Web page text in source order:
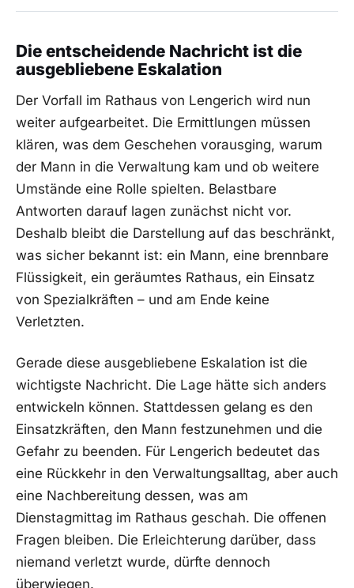
Die entscheidende Nachricht ist die
ausgebliebene Eskalation
Der Vorfall im Rathaus von Lengerich wird nun
weiter aufgearbeitet. Die Ermittlungen müssen
klären, was dem Geschehen vorausging, warum
der Mann in die Verwaltung kam und ob weitere
Umstände eine Rolle spielten. Belastbare
Antworten darauf lagen zunächst nicht vor.
Deshalb bleibt die Darstellung auf das beschränkt,
was sicher bekannt ist: ein Mann, eine brennbare
Flüssigkeit, ein geräumtes Rathaus, ein Einsatz
von Spezialkräften – und am Ende keine
Verletzten.
Gerade diese ausgebliebene Eskalation ist die
wichtigste Nachricht. Die Lage hätte sich anders
entwickeln können. Stattdessen gelang es den
Einsatzkräften, den Mann festzunehmen und die
Gefahr zu beenden. Für Lengerich bedeutet das
eine Rückkehr in den Verwaltungsalltag, aber auch
eine Nachbereitung dessen, was am
Dienstagmittag im Rathaus geschah. Die offenen
Fragen bleiben. Die Erleichterung darüber, dass
niemand verletzt wurde, dürfte dennoch
überwiegen.